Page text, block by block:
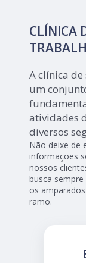
CLÍNICA
A clínica
um
atividades
diversos
Não deixe de
informações
nossos
busca
os
ramo.